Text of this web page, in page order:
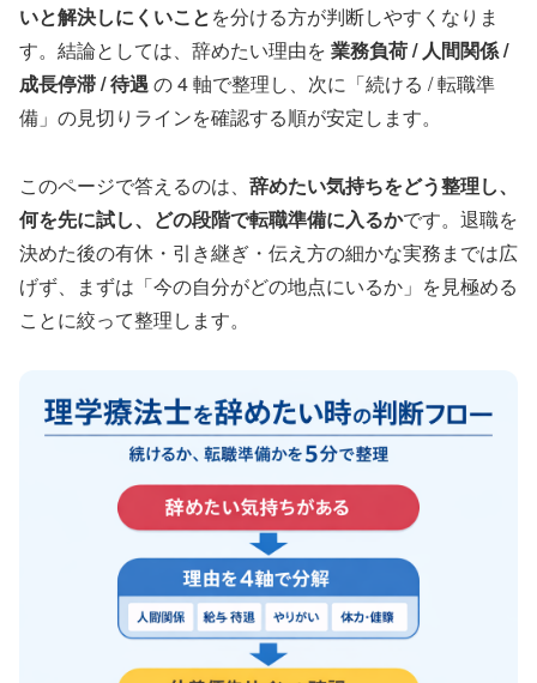
いと解決しにくいことを分ける方が判断しやすくなりま
す。結論としては、辞めたい理由を 業務負荷 / 人間関係 /
成長停滞 / 待遇の 4 軸で整理し、次に「続ける / 転職準
備」の見切りラインを確認する順が安定します。
このページで答えるのは、 辞めたい気持ちをどう整理し、
何を先に試し、どの段階で転職準備に入るかです。退職を
決めた後の有休・引き継ぎ・伝え方の細かな実務までは広
げず、まずは「今の自分がどの地点にいるか」を見極める
ことに絞って整理します。